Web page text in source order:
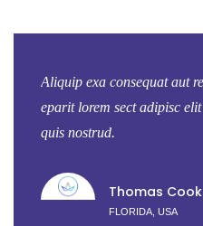
Aliquip exa consequat aut
eparit lorem sect adipisc
quis nostrud.
Thomas Cook
FLORIDA, USA